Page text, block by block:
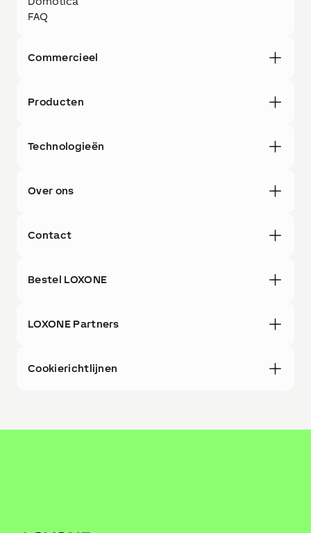
FAQ
Commercieel
Producten
Technologieën
Over ons
Contact
Bestel LOXONE
LOXONE Partners
Cookierichtlijnen